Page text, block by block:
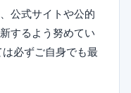
公式サイトや公的
するよう努めてい
必ずご自身でも最